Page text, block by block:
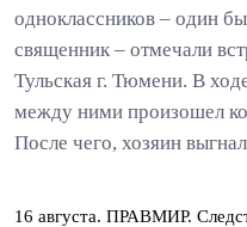
одноклассников – один
священник – отмечали
Тульская г. Тюмени. В
между ними произошел
После чего, хозяин
16 августа. ПРАВМИР.